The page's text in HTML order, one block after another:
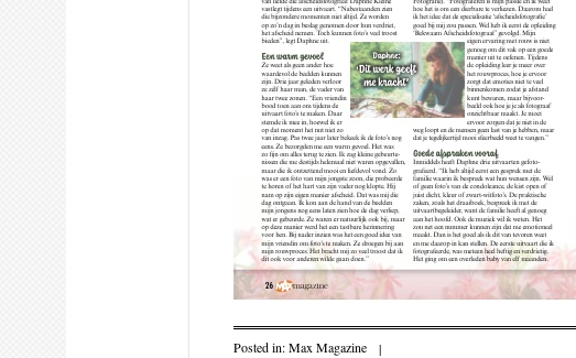
Posted in:Max Magazine |